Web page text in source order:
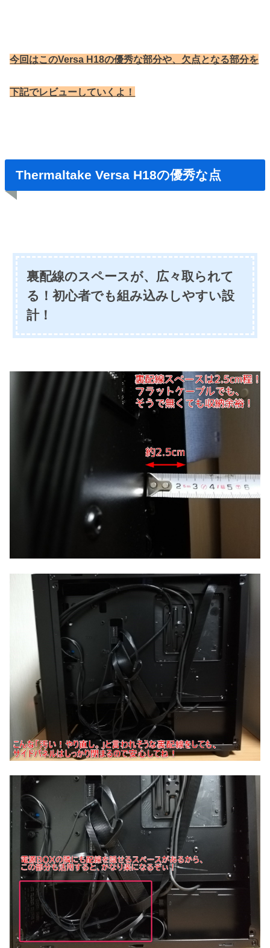
今回はこのVersa H18の優秀な部分や、欠点となる部分を
下記でレビューしていくよ！
Thermaltake Versa H18の優秀な点
裏配線のスペースが、広々取られて
る！初心者でも組み込みしやすい設
計！